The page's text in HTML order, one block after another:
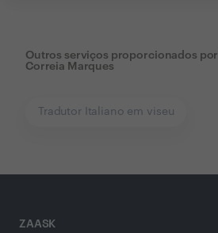
Outros serviços proporcionados por
Correia Marques
Tradutor Italiano em viseu
ZAASK